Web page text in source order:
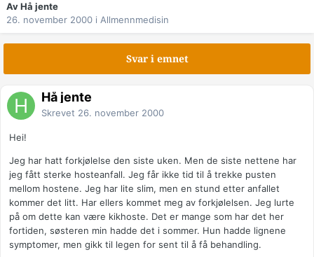
Av Hå jente
26. november 2000 i Allmennmedisin
Svar i emnet
Hå jente
Skrevet 26. november 2000
Hei!
Jeg har hatt forkjølelse den siste uken. Men de siste nettene har
jeg fått sterke hosteanfall. Jeg får ikke tid til å trekke pusten
mellom hostene. Jeg har lite slim, men en stund etter anfallet
kommer det litt. Har ellers kommet meg av forkjølelsen. Jeg lurte
på om dette kan være kikhoste. Det er mange som har det her
fortiden, søsteren min hadde det i sommer. Hun hadde lignene
symptomer, men gikk til legen for sent til å få behandling.